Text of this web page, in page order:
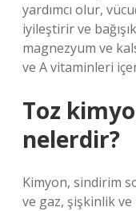
yardımcı olur,
iyileştirir ve
magnezyum ve
ve A vitaminleri
Toz
nelerdir?
Kimyon, sindirim
ve gaz, şişkinlik ve